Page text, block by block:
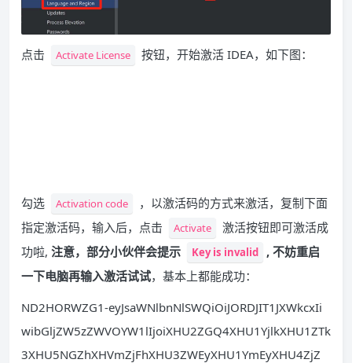
点击 Activate License 按钮，开始激活 IDEA，如下图：
勾选 Activation code
，以激活码的方式来激活，复制下面
指定激活码，输入后，点击
Activate
激活按钮即可激活成
功啦, 注意，部分小伙伴会提示 Key is invalid
, 不妨重启
一下电脑再输入激活试试，基本上都能成功：
ND2HORWZG1-eyJsaWNlbnNlSWQiOiJORDJIT1JXWkcxIi
wibGljZW5zZWVOYW1lIjoiXHU2ZGQ4XHU1YjlkXHU1ZTk
3XHU5NGZhXHVmZjFhXHU3ZWEyXHU1YmEyXHU4ZjZ